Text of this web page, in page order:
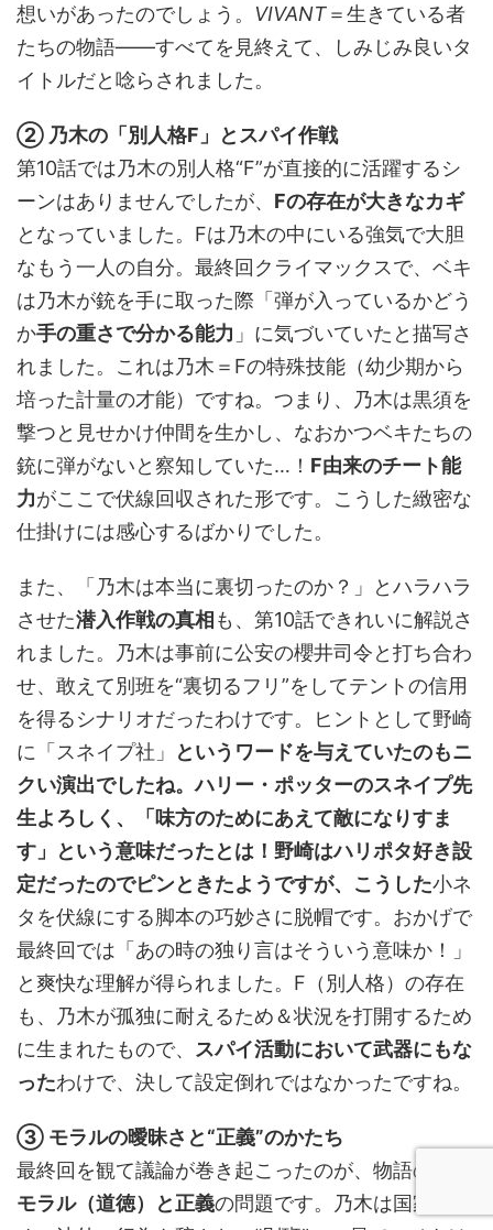
想いがあったのでしょう。 VIVANT＝生きている者
たちの物語――すべてを見終えて、しみじみ良いタ
イトルだと唸らされました。
② 乃木の「別人格F」とスパイ作戦
第10話では乃木の別人格“F”が直接的に活躍するシ
ーンはありませんでしたが、 Fの存在が大きなカギ
となっていました。Fは乃木の中にいる強気で大胆
なもう一人の自分。最終回クライマックスで、ベキ
は乃木が銃を手に取った際「弾が入っているかどう
か手の重さで分かる能力 」に気づいていたと描写さ
れました。これは乃木＝Fの特殊技能（幼少期から
培った計量の才能）ですね。つまり、乃木は黒須を
撃つと見せかけ仲間を生かし、なおかつベキたちの
銃に弾がないと察知していた…！ F由来のチート能
力がここで伏線回収された形です。こうした緻密な
仕掛けには感心するばかりでした。
また、「乃木は本当に裏切ったのか？」とハラハラ
させた潜入作戦の真相も、第10話できれいに解説さ
れました。乃木は事前に公安の櫻井司令と打ち合わ
せ、敢えて別班を“裏切るフリ”をしてテントの信用
を得るシナリオだったわけです。ヒントとして野崎
に「スネイプ社」
というワードを与えていたのもニ
クい演出でしたね。ハリー・ポッターのスネイプ先
生よろしく、「味方のためにあえて敵になりすま
す」という意味だったとは！野崎はハリポタ好き設
定だったのでピンときたようですが、こうした小ネ
タを伏線にする脚本の巧妙さに脱帽です。おかげで
最終回では「あの時の独り言はそういう意味か！」
と爽快な理解が得られました。F（別人格）の存在
も、乃木が孤独に耐えるため＆状況を打開するため
に生まれたもので、 スパイ活動において武器にもな
ったわけで、決して設定倒れではなかったですね。
③ モラルの曖昧さと“正義”のかたち
最終回を観て議論が巻き起こったのが、物語の描く
モラル（道徳）と正義の問題です。乃木は国家のた